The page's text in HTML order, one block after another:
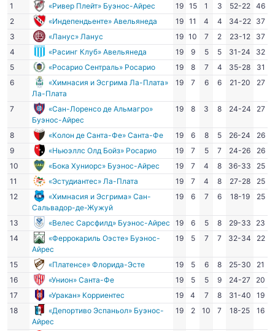
1
«Ривер Плейт» Буэнос-Айрес 19 15 1 3 52-22
46
2
«Индепендьенте» Авельянеда 19 11 4 4 34-22
37
3
«Ланус» Ланус 19 10 7 2 23-12
37
4
«Расинг Клуб» Авельянеда 19 9 5 5 31-24
32
5
«Росарио Сентраль» Росарио 19 8 7 4 35-28
31
6
«Химнасия и Эсгрима Ла-Плата»
Ла-Плата
19 7 6 6 21-20 27
7
«Сан-Лоренсо де Альмагро»
Буэнос-Айрес
19 8 3 8 24-24 27
8 «Колон де Санта-Фе» Санта-Фе 19 6 8 5 26-24
26
9
«Ньюэллс Олд Бойз» Росарио 19 7 5 7 24-26
26
10
«Бока Хуниорс» Буэнос-Айрес 19 7 4 8 36-33
25
11
«Эстудиантес» Ла-Плата 19 7 4 8 27-28
25
12
«Химнасия и Эсгрима» Сан-
Сальвадор-де-Жужуй
19 6 7 6 18-19 25
13 «Велес Сарсфилд» Буэнос-Айрес 19 6 5 8 29-33
23
14
«Феррокариль Оэсте» Буэнос-
Айрес
19 5 7 7 32-34 22
15 «Платенсе» Флорида-Эсте 19 5 6 8 25-30
21
16
«Унион» Санта-Фе 19 5 5 9 24-27
20
17
«Уракан» Корриентес 19 4 7 8 31-40
19
18
«Депортиво Эспаньол» Буэнос-
Айрес
19 2 10 7 18-25 16